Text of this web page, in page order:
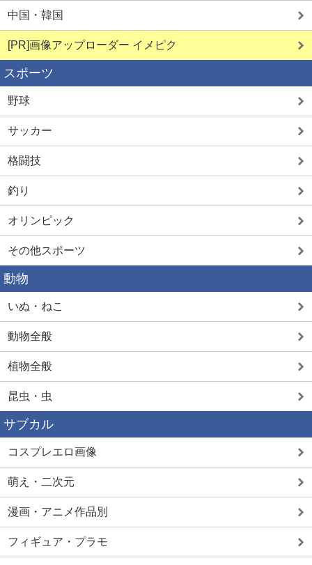
中国・韓国
[PR]画像アップローダー イメピク
スポーツ
野球
サッカー
格闘技
釣り
オリンピック
その他スポーツ
動物
いぬ・ねこ
動物全般
植物全般
昆虫・虫
サブカル
コスプレエロ画像
萌え・二次元
漫画・アニメ作品別
フィギュア・プラモ